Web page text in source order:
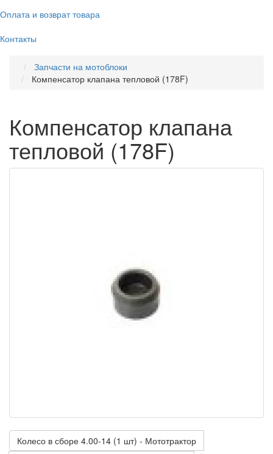
Оплата и возврат товара
Контакты
Запчасти на мотоблоки
Компенсатор клапана тепловой (178F)
Компенсатор клапана
тепловой (178F)
Колесо в сборе 4.00-14 (1 шт) - Мототрактор